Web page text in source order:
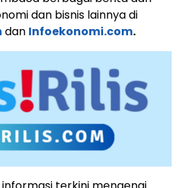
dan bisnis lainnya di
dan Infoekonomi.com.